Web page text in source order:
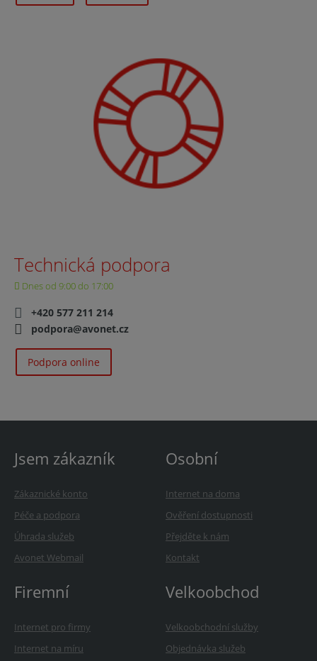
Technická podpora
Dnes od 9:00 do 17:00
+420 577 211 214
podpora@avonet.cz
Podpora online
Jsem zákazník
Zákaznické konto
Péče a podpora
Úhrada služeb
Avonet Webmail
Osobní
Internet na doma
Ověření dostupnosti
Přejděte k nám
Kontakt
Firemní
Internet pro firmy
Internet na míru
Velkoobchod
Velkoobchodní služby
Objednávka služeb